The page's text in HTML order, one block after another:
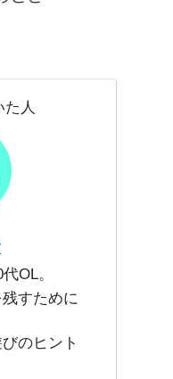
た人
OL。
残すために
のヒント